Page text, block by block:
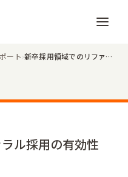
ート› 新卒採用領域でのリファラル採用の有効性
ル採用の有効性